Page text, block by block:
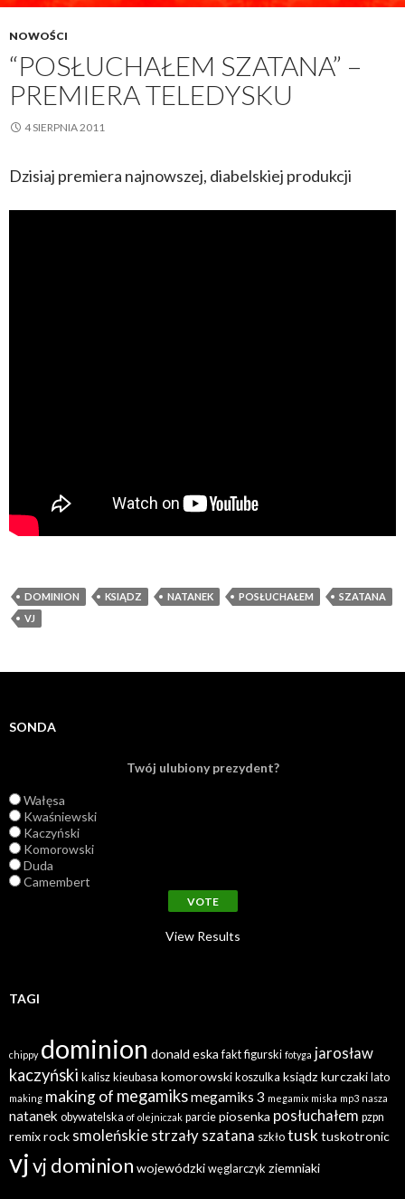
NOWOŚCI
“POSŁUCHAŁEM SZATANA” –
PREMIERA TELEDYSKU
4 SIERPNIA 2011
Dzisiaj premiera najnowszej, diabelskiej produkcji
DOMINION KSIĄDZ NATANEK POSŁUCHAŁEM
SZATANA
VJ
SONDA
Twój ulubiony prezydent?
Wałęsa
Kwaśniewski
Kaczyński
Komorowski
Duda
Camembert
View Results
TAGI
chippy dominion donald eska fakt figurski fotyga jarosław
kaczyński kalisz kieubasa komorowski koszulka ksiądz kurczaki lato
making making of megamiksmegamiks 3 megamix miska mp3 nasza
natanek obywatelska of olejniczak parcie piosenka posłuchałem pzpn
remixrock smoleńskie strzały szatana szkło tusktuskotronic
vjvj dominion wojewódzki węglarczyk ziemniaki